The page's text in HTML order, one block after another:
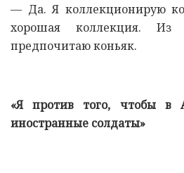
— Да. Я коллекционирую
хорошая коллекция.
предпочитаю коньяк.
«Я против того, чтобы в
иностранные солдаты»